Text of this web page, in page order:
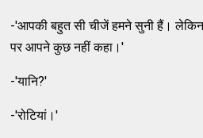
-'आपकी बहुत सी चीजें हमने सुनी हैं।
पर आपने कुछ नहीं कहा।'
-'यानि?'
-'रोटियां।'